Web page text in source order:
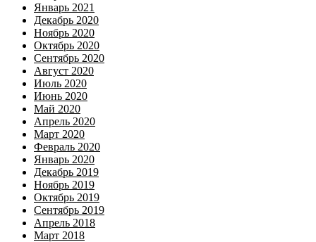
Январь 2021
Декабрь 2020
Ноябрь 2020
Октябрь 2020
Сентябрь 2020
Август 2020
Июль 2020
Июнь 2020
Май 2020
Апрель 2020
Март 2020
Февраль 2020
Январь 2020
Декабрь 2019
Ноябрь 2019
Октябрь 2019
Сентябрь 2019
Апрель 2018
Март 2018